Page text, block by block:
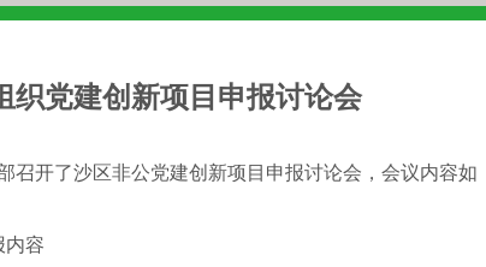
织党建创新项目申报讨论会
开了沙区非公党建创新项目申报讨论会，会议内容如
容